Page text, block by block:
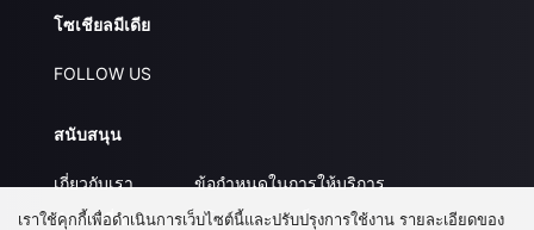
โซเชียลมีเดีย
FOLLOW US
สนับสนุน
เกี่ยวกับเรา
คำถามที่พบบ่อย
ข้อกำหนดในการให้บริการ
นโยบายความเป็นส่วนตัว
เราใช้คุกกี้เพื่อดำเนินการเว็บไซต์นี้และปรับปรุงการใช้งาน รายละเอียดของ